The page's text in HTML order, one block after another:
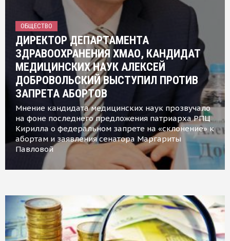
ОБЩЕСТВО
ДИРЕКТОР ДЕПАРТАМЕНТА
ЗДРАВООХРАНЕНИЯ ХМАО, КАНДИДАТ
МЕДИЦИНСКИХ НАУК АЛЕКСЕЙ
ДОБРОВОЛЬСКИЙ ВЫСТУПИЛ ПРОТИВ
ЗАПРЕТА АБОРТОВ
Мнение кандидата медицинских наук прозвучало
на фоне последнего предложения патриарха РПЦ
Кирилла о федеральном запрете на «склонение» к
абортам и заявления сенатора Маргариты
Павловой